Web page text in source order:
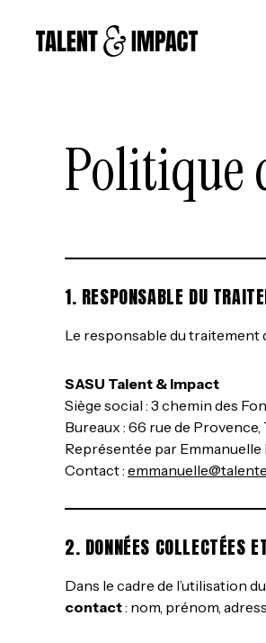
Politique
1. RESPONSABLE DU
Le responsable du traitement
SASU Talent & Impact
Siège social : 3 chemin des
Bureaux : 66 rue de
Représentée par Emmanuelle
Contact :
2. DONNÉES COLLECTÉES
Dans le cadre de l’utilisation
contact: nom, prénom,